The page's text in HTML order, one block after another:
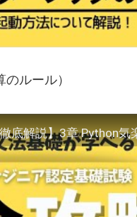
ルール）
底解説】3章 Python気